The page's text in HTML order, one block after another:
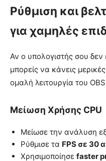
Ρύθμιση και
για χαμηλές
Αν ο υπολογιστής σου δεν
μπορείς να κάνεις
ομαλή λειτουργία του
Μείωση Χρήσης CPU
Μείωσε την ανάλυση
Ρύθμισε τα FPS σε 30
Χρησιμοποίησε faster